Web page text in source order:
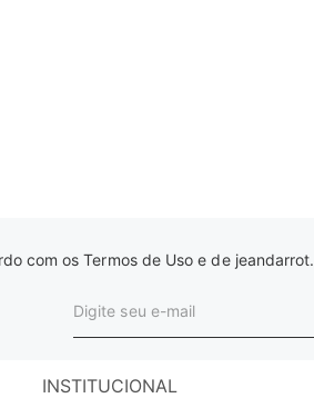
com os Termos de Uso e de jeandarrot.
INSTITUCIONAL